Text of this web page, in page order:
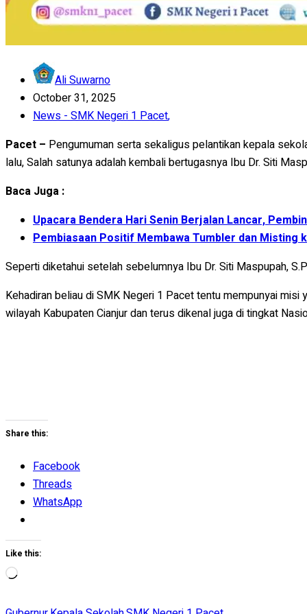
Ali Suwarno
October 31, 2025
News - SMK Negeri 1 Pacet,
Pacet – Pengumuman serta sekaligus pelantikan kepala
lalu, Salah satunya adalah kembali bertugasnya Ibu Dr. Siti
Baca Juga :
Upacara Bendera Hari Senin Berjalan Lancar,
Pembiasaan Positif Membawa Tumbler dan Misting
Seperti diketahui setelah sebelumnya Ibu Dr. Siti Maspupah,
Kehadiran beliau di SMK Negeri 1 Pacet tentu mempunyai
wilayah Kabupaten Cianjur dan terus dikenal juga di tingkat
Share this:
Facebook
Threads
WhatsApp
Like this:
Loading…